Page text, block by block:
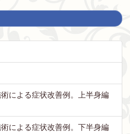
による症状改善例。上半身編
による症状改善例。下半身編